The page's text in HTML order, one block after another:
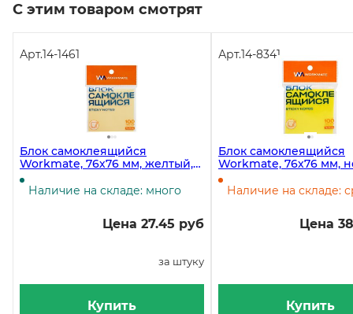
С этим товаром смотрят
Арт.14-1461
Блок самоклеящийся
Workmate, 76х76 мм, желтый,
100 листов в блоке
Наличие на складе: много
Цена 27.45 руб
за штуку
Купить
Арт.14-8341
Блок самоклеящийся
Workmate, 76х76 мм,
жёлтый, 100 листов, 12
упаковок
Наличие на складе:
Цена
Купить